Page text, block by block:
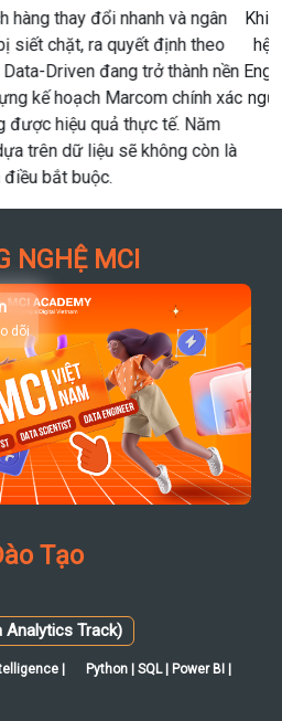
mạnh sang hướng ứng dụng và
Scientist, Data Engineer và AI
Dưới đây là một trong những thuật
học dữ liệu cần nắm vững trong
2026.
NGHỆ MCI
dõi
Tạo
|
Python | SQL | Power BI |
Track)